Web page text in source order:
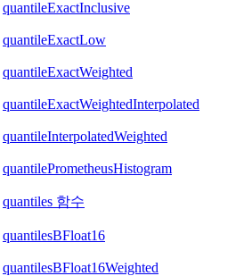
quantileExactInclusive
quantileExactLow
quantileExactWeighted
quantileExactWeightedInterpolated
quantileInterpolatedWeighted
quantilePrometheusHistogram
quantiles 함수
quantilesBFloat16
quantilesBFloat16Weighted